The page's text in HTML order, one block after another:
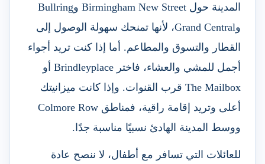
المدينة حول Birmingham New Street وBullring
وGrand Central، لأنها تمنحك سهولة الوصول إلى
القطار والتسوق والمطاعم. أما إذا كنت تريد أجواء
أجمل للمشي والعشاء، فاختر Brindleyplace أو
The Mailbox قرب القنوات. وإذا كانت ميزانيتك
أعلى وتريد إقامة راقية، فمناطق Colmore Row
ووسط المدينة الهادئ نسبيًا مناسبة جدًا.
للعائلات التي تسافر مع أطفال، لا ننصح عادة